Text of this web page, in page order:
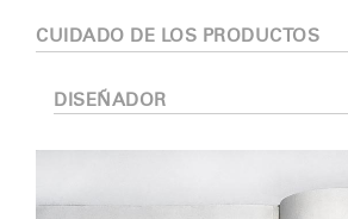
CUIDADO DE LOS PRODUCTOS
DISEÑADOR